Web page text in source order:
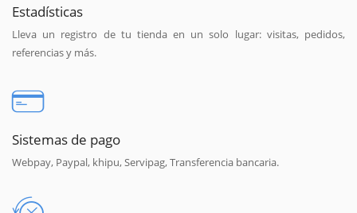
Estadísticas
Lleva un registro de tu tienda en un solo lugar: visitas, pedidos,
referencias y más.
Sistemas de pago
Webpay, Paypal, khipu, Servipag, Transferencia bancaria.